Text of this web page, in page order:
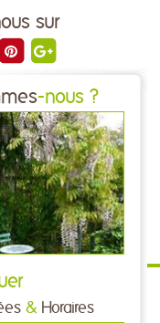
sur
-nous ?
& Horaires